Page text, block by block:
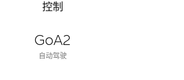
控制
GoA2
自动驾驶